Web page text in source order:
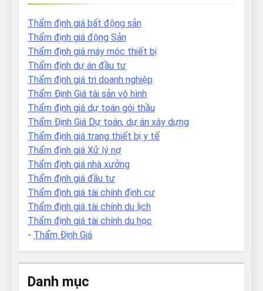
Thẩm định giá bất động sản
Thẩm định giá động Sản
Thẩm định giá máy móc thiết bị
Thẩm định dự án đầu tư
Thẩm định giá tri doanh nghiệp
Thẩm Định Giá tài sản vô hình
Thẩm định giá dự toán gói thầu
Thẩm Định Giá Dự toán, dự án xây dựng
Thẩm định giá trang thiết bị y tế
Thẩm định giá Xử lý nợ
Thẩm định giá nhà xưởng
Thẩm định giá đầu tư
Thẩm định giá tài chính định cư
Thẩm định giá tài chính du lịch
Thẩm định giá tài chính du học
- Thẩm Định Giá
Danh mục